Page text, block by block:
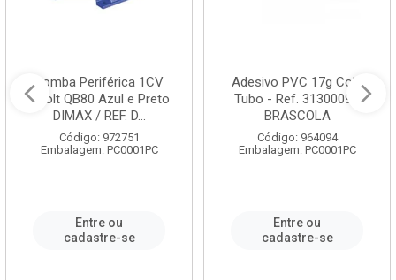
Bomba Periférica 1CV
Bivolt QB80 Azul e Preto
DIMAX / REF. D...
Código: 972751
Embalagem: PC0001PC
Entre ou
cadastre-se
Adesivo PVC 17g Cola
Tubo - Ref. 3130009 -
BRASCOLA
Código: 964094
Embalagem: PC0001PC
Entre ou
cadastre-se